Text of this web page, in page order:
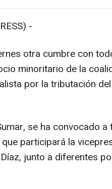
-
otra cumbre con
minoritario de la
por la tributación
se ha convocado
participará la
junto a diferentes